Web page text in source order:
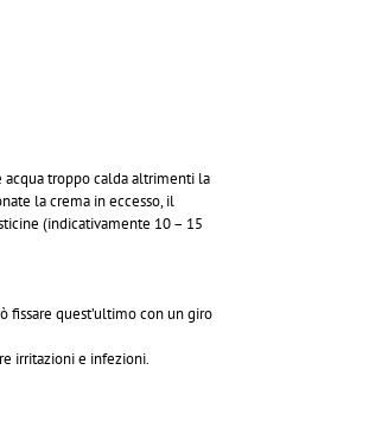
acqua troppo calda altrimenti la
la crema in eccesso, il
(indicativamente 10 – 15
fissare quest’ultimo con un giro
irritazioni e infezioni.